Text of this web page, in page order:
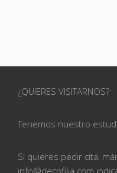
¿QUIERES VISITARNOS?
Tenemos nuestro
Si quieres pedir cita,
info@decofilia.com